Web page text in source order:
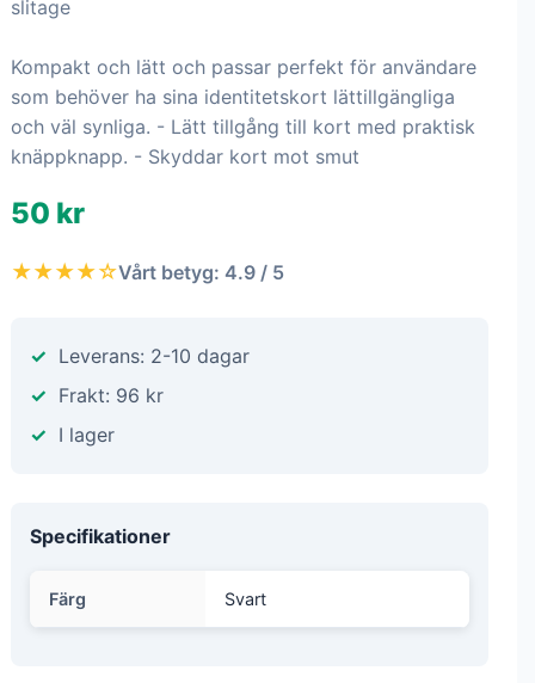
slitage
Kompakt och lätt och passar perfekt för användare
som behöver ha sina identitetskort lättillgängliga
och väl synliga. - Lätt tillgång till kort med praktisk
knäppknapp. - Skyddar kort mot smut
50 kr
★★★★☆Vårt betyg: 4.9 / 5
Leverans: 2-10 dagar
Frakt: 96 kr
I lager
Specifikationer
Färg Svart